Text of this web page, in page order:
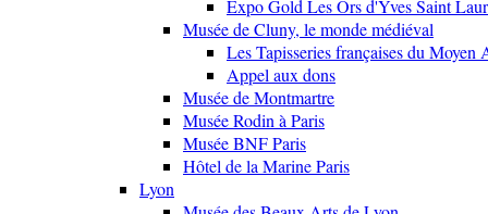
Expo Gold Les Ors d'Yves Saint
Musée de Cluny, le monde médiéval
Les Tapisseries françaises du Moyen
Appel aux dons
Musée de Montmartre
Musée Rodin à Paris
Musée BNF Paris
Hôtel de la Marine Paris
Lyon